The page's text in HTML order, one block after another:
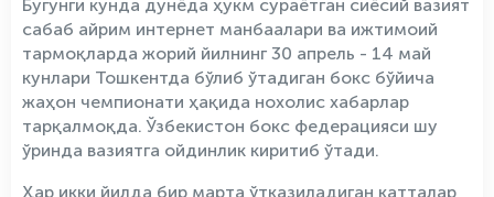
Бугунги кунда дунёда ҳукм сураётган сиёсий вазият
сабаб айрим интернет манбаалари ва ижтимоий
тармоқларда жорий йилнинг 30 апрель - 14 май
кунлари Тошкентда бўлиб ўтадиган бокс бўйича
жаҳон чемпионати ҳақида нохолис хабарлар
тарқалмоқда. Ўзбекистон бокс федерацияси шу
ўринда вазиятга ойдинлик киритиб ўтади.
Ҳар икки йилда бир марта ўтказиладиган катталар